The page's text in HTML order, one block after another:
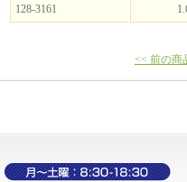
128-3161
<< 前の商